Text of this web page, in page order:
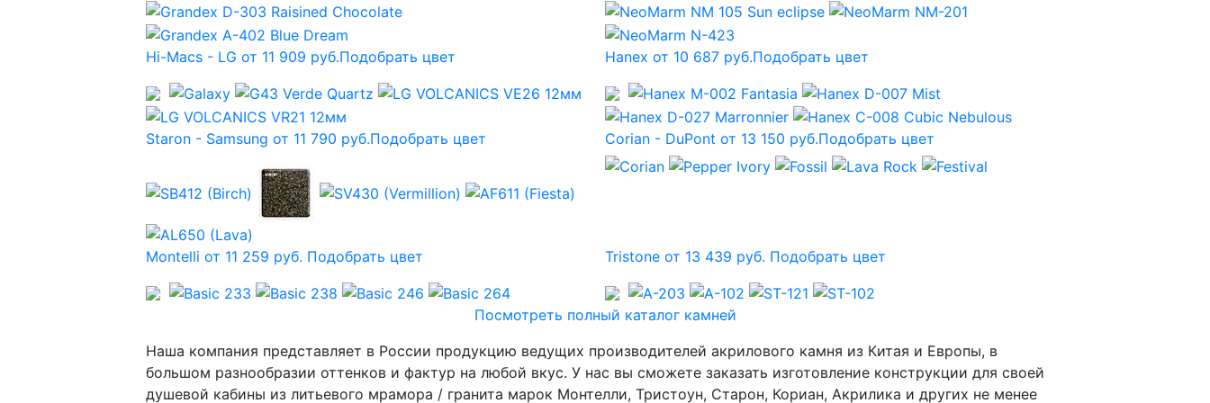
Hi-Macs - LG от 11 909 руб.Подобрать цвет
Staron - Samsung от 11 790 руб.Подобрать цвет
Hanex от 10 687 руб.Подобрать цвет
Corian - DuPont от 13 150 руб.Подобрать цвет
Montelli от 11 259 руб. Подобрать цвет Tristone от 13 439 руб. Подобрать цвет
Посмотреть полный каталог камней
Наша компания представляет в России продукцию ведущих производителей акрилового камня из Китая и Европы, в
большом разнообразии оттенков и фактур на любой вкус. У нас вы сможете заказать изготовление конструкции для своей
душевой кабины из литьевого мрамора / гранита марок Монтелли, Тристоун, Старон, Кориан, Акрилика и других не менее